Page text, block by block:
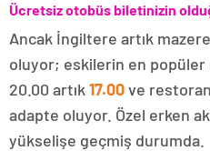
Ücretsiz otobüs biletinizin
Ancak İngiltere artık
oluyor; eskilerin en popüler
20.00 artık 17.00ve
adapte oluyor. Özel erken
yükselişe geçmiş durumda.